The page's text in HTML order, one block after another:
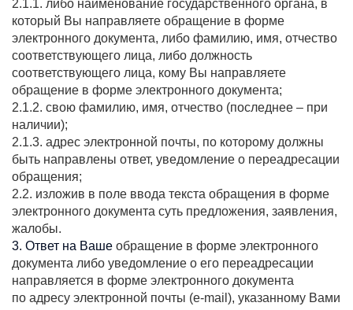
2.1.1. либо наименование государственного органа, в
который Вы направляете обращение в форме
электронного документа, либо фамилию, имя, отчество
соответствующего лица, либо должность
соответствующего лица, кому Вы направляете
обращение в форме электронного документа;
2.1.2. свою фамилию, имя, отчество (последнее – при
наличии);
2.1.3. адрес электронной почты, по которому должны
быть направлены ответ, уведомление о переадресации
обращения;
2.2. изложив в поле ввода текста обращения в форме
электронного документа суть предложения, заявления,
жалобы.
3. Ответ на Ваше обращение в форме электронного
документа либо уведомление о его переадресации
направляется в форме электронного документа
по адресу электронной почты (e-mail), указанному Вами